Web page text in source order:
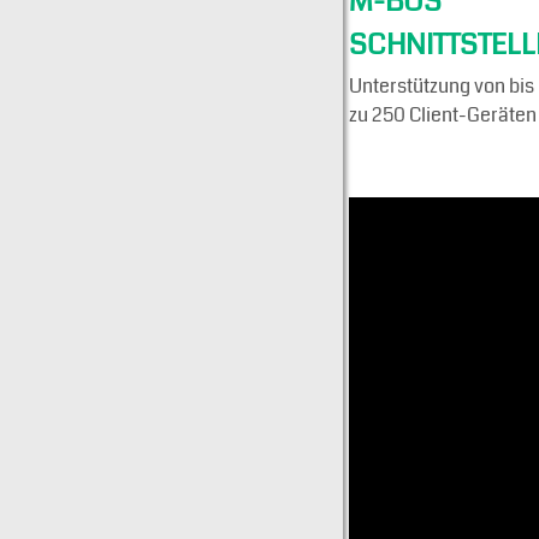
Unterstützung von bis
zu 250 Client-Geräten